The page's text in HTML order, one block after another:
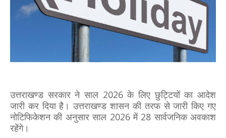
उत्तराखण्ड सरकार ने साल 2026 के लिए छुट्टियों का आदेश
जारी कर दिया है।उत्तराखण्ड शासन की तरफ से जारी किए गए
नोटिफिकेशन की अनुसार साल 2026 में 28 सार्वजनिक अवकाश
रहेंगे।